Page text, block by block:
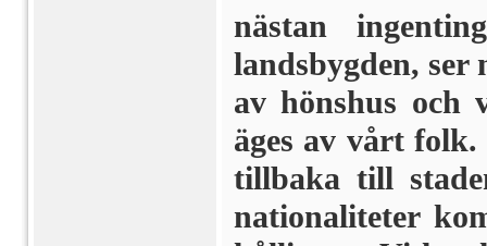
nästan
landsbygden, ser
av hönshus och
äges av vårt
tillbaka till
nationaliteter